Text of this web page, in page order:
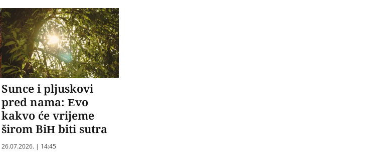
Sunce i pljuskovi
pred nama: Evo
kakvo će vrijeme
širom BiH biti sutra
26.07.2026. | 14:45